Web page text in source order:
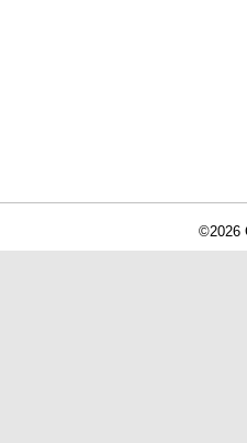
©2026